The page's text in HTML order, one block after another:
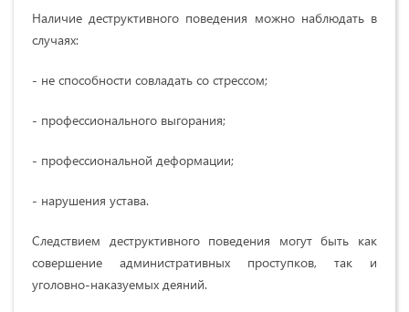
Наличие деструктивного поведения можно наблюдать в
случаях:
- не способности совладать со стрессом;
- профессионального выгорания;
- профессиональной деформации;
- нарушения устава.
Следствием деструктивного поведения могут быть как
совершение административных проступков, так и
уголовно-наказуемых деяний.